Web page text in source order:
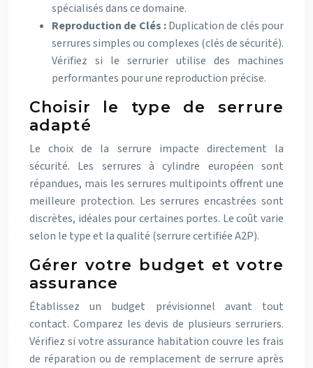
spécialisés dans ce domaine.
Reproduction de Clés :Duplication de clés pour
serrures simples ou complexes (clés de sécurité).
Vérifiez si le serrurier utilise des machines
performantes pour une reproduction précise.
Choisir le type de serrure
adapté
Le choix de la serrure impacte directement la
sécurité. Les serrures à cylindre européen sont
répandues, mais les serrures multipoints offrent une
meilleure protection. Les serrures encastrées sont
discrètes, idéales pour certaines portes. Le coût varie
selon le type et la qualité (serrure certifiée A2P).
Gérer votre budget et votre
assurance
Établissez un budget prévisionnel avant tout
contact. Comparez les devis de plusieurs serruriers.
Vérifiez si votre assurance habitation couvre les frais
de réparation ou de remplacement de serrure après